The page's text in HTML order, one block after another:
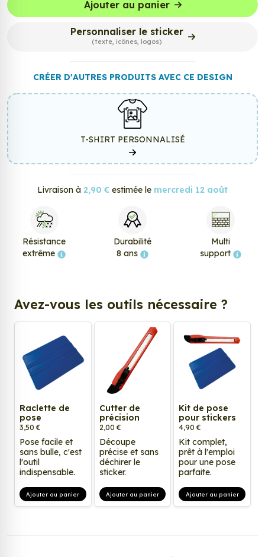
Ajouter au panier
Personnaliser le sticker
(texte, icônes, logos)
CRÉER D'AUTRES PRODUITS AVEC CE DESIGN
T-SHIRT PERSONNALISÉ
Livraison à 2,90 € estimée le mercredi 12 août
Résistance
extrême
Durabilité
8 ans
Multi
support
Avez-vous les outils nécessaire ?
Raclette de
pose
3,50 €
Pose facile et
sans bulle, c'est
l'outil
indispensable.
Ajouter au panier
Cutter de
précision
2,00 €
Découpe
précise et sans
déchirer le
sticker.
Ajouter au panier
Kit de pose
pour stickers
4,90 €
Kit complet,
prêt à l'emploi
pour une pose
parfaite.
Ajouter au panier